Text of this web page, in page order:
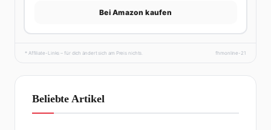
Bei Amazon kaufen
* Affiliate-Links – für dich ändert sich am Preis nichts. fhmonline-21
Beliebte Artikel